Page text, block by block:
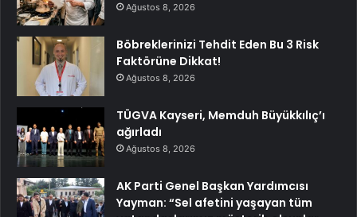
Ağustos 8, 2026
Böbreklerinizi Tehdit Eden Bu 3 Risk
Faktörüne Dikkat!
Ağustos 8, 2026
TÜGVA Kayseri, Memduh Büyükkılıç’ı
ağırladı
Ağustos 8, 2026
AK Parti Genel Başkan Yardımcısı
Yayman: “Sel afetini yaşayan tüm